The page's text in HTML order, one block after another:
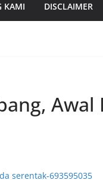
KAMI DISCLAIMER
Awal